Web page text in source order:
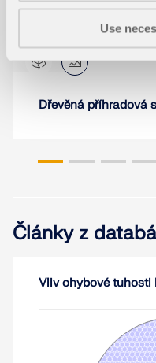
Use
Modely ke
Dřevěná příhradová
Články z
Vliv ohybové tuhosti